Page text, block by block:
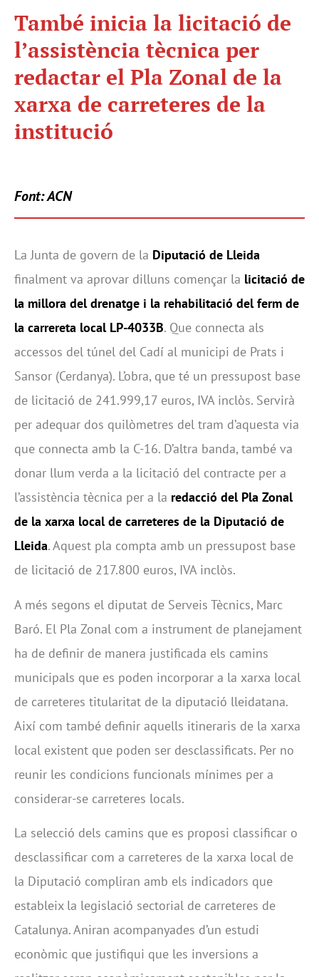
També inicia la licitació de
l’assistència tècnica per
redactar el Pla Zonal de la
xarxa de carreteres de la
institució
Font: ACN
La Junta de govern de la Diputació de Lleida
finalment va aprovar dilluns començar la licitació de
la millora del drenatge i la rehabilitació del ferm de
la carrereta local LP-4033B. Que connecta als
accessos del túnel del Cadí al municipi de Prats i
Sansor (Cerdanya). L’obra, que té un pressupost base
de licitació de 241.999,17 euros, IVA inclòs. Servirà
per adequar dos quilòmetres del tram d’aquesta via
que connecta amb la C-16. D’altra banda, també va
donar llum verda a la licitació del contracte per a
l’assistència tècnica per a la redacció del Pla Zonal
de la xarxa local de carreteres de la Diputació de
Lleida. Aquest pla compta amb un pressupost base
de licitació de 217.800 euros, IVA inclòs.
A més segons el diputat de Serveis Tècnics, Marc
Baró. El Pla Zonal com a instrument de planejament
ha de definir de manera justificada els camins
municipals que es poden incorporar a la xarxa local
de carreteres titularitat de la diputació lleidatana.
Així com també definir aquells itineraris de la xarxa
local existent que poden ser desclassificats. Per no
reunir les condicions funcionals mínimes per a
considerar-se carreteres locals.
La selecció dels camins que es proposi classificar o
desclassificar com a carreteres de la xarxa local de
la Diputació compliran amb els indicadors que
estableix la legislació sectorial de carreteres de
Catalunya. Aniran acompanyades d’un estudi
econòmic que justifiqui que les inversions a